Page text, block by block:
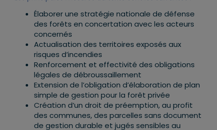
Élaborer une stratégie nationale de défense
des forêts en concertation avec les acteurs
concernés
Actualisation des territoires exposés aux
risques d’incendies
Renforcement et effectivité des obligations
légales de débroussaillement
Extension de l’obligation d’élaboration de plan
simple de gestion pour la forêt privée
Création d’un droit de préemption, au profit
des communes, des parcelles sans document
de gestion durable et jugés sensibles au